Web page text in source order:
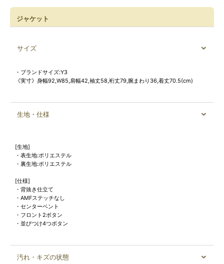
ジャケット
サイズ
・ブランドサイズ:Y3
《実寸》身幅92,W85,肩幅42,袖丈58,裄丈79,腕まわり36,着丈70.5(cm)
生地・仕様
[生地]
・表生地:ポリエステル
・裏生地:ポリエステル
[仕様]
・背抜き仕立て
・AMFステッチなし
・センターベント
・フロント2ボタン
・並びつけ4つボタン
汚れ・キズの状態